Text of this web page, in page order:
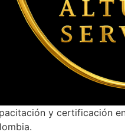
y certificación